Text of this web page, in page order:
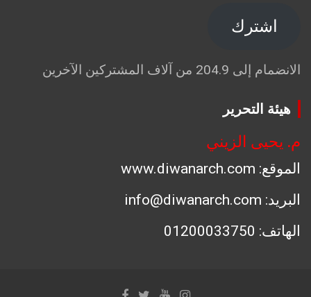
اشترك
الانضمام إلى 204.9 من آلاف المشتركين الآخرين
هيئة التحرير
م. يحيى الزيني
الموقع: www.diwanarch.com
البريد: info@diwanarch.com
الهاتف: 01200033750